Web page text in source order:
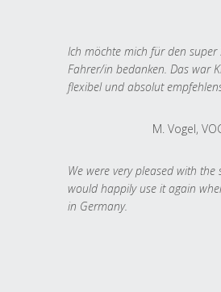
Ich möchte mich für den super
Fahrer/in bedanken. Das war
flexibel und absolut
M. Vogel,
We were very pleased with the
would happily use it again
in Germany.